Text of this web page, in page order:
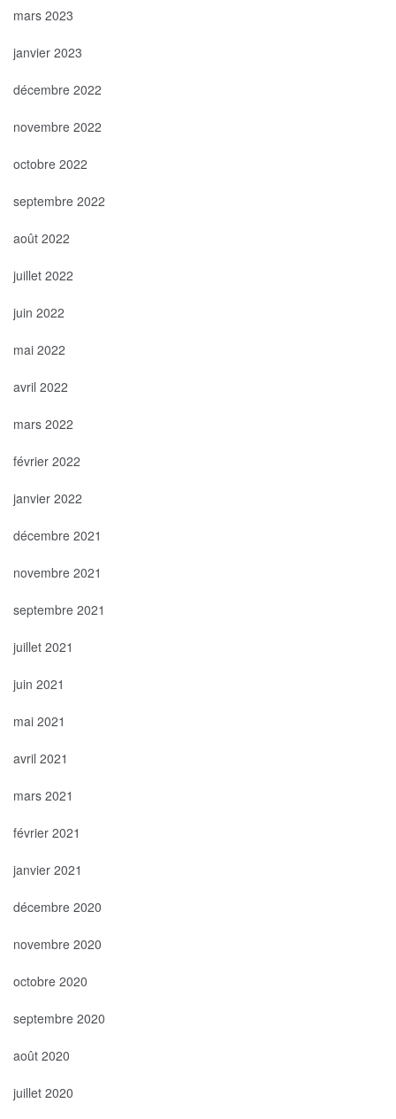
mars 2023
janvier 2023
décembre 2022
novembre 2022
octobre 2022
septembre 2022
août 2022
juillet 2022
juin 2022
mai 2022
avril 2022
mars 2022
février 2022
janvier 2022
décembre 2021
novembre 2021
septembre 2021
juillet 2021
juin 2021
mai 2021
avril 2021
mars 2021
février 2021
janvier 2021
décembre 2020
novembre 2020
octobre 2020
septembre 2020
août 2020
juillet 2020